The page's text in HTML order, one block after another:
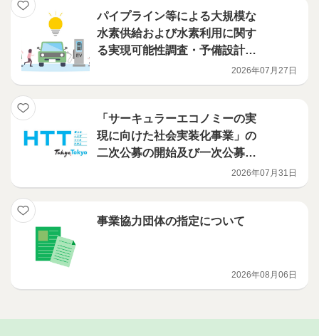
パイプライン等による大規模な
水素供給および水素利用に関す
る実現可能性調査・予備設計等
2026年07月27日
「サーキュラーエコノミーの実
現に向けた社会実装化事業」の
二次公募の開始及び一次公募の
2026年07月31日
事業協力団体の指定について
2026年08月06日